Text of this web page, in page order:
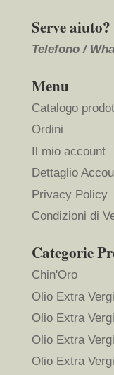
Serve aiuto?
Telefono /
Menu
Catalogo
Ordini
Il mio account
Dettaglio
Privacy Policy
Condizioni di
Categorie
Chin'Oro
Olio Extra
Olio Extra
Olio Extra
Olio Extra